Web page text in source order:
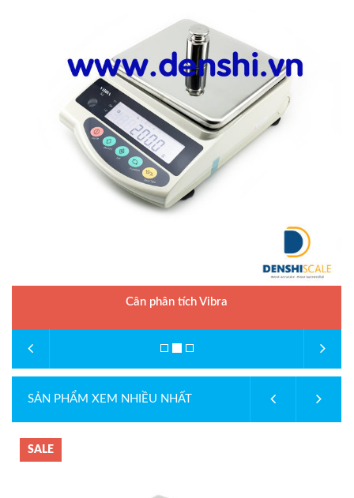
Cân phân tích Vibra
SẢN PHẨM XEM NHIỀU NHẤT
SALE